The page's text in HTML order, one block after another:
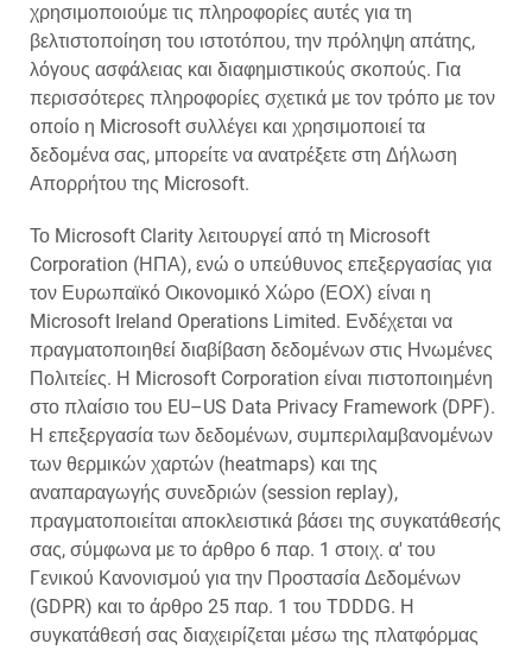
χρησιμοποιούμε τις πληροφορίες αυτές για τη
βελτιστοποίηση του ιστοτόπου, την πρόληψη απάτης,
λόγους ασφάλειας και διαφημιστικούς σκοπούς. Για
περισσότερες πληροφορίες σχετικά με τον τρόπο με τον
οποίο η Microsoft συλλέγει και χρησιμοποιεί τα
δεδομένα σας, μπορείτε να ανατρέξετε στη Δήλωση
Απορρήτου της Microsoft.
Το Microsoft Clarity λειτουργεί από τη Microsoft
Corporation (ΗΠΑ), ενώ ο υπεύθυνος επεξεργασίας για
τον Ευρωπαϊκό Οικονομικό Χώρο (ΕΟΧ) είναι η
Microsoft Ireland Operations Limited. Ενδέχεται να
πραγματοποιηθεί διαβίβαση δεδομένων στις Ηνωμένες
Πολιτείες. Η Microsoft Corporation είναι πιστοποιημένη
στο πλαίσιο του EU–US Data Privacy Framework (DPF).
Η επεξεργασία των δεδομένων, συμπεριλαμβανομένων
των θερμικών χαρτών (heatmaps) και της
αναπαραγωγής συνεδριών (session replay),
πραγματοποιείται αποκλειστικά βάσει της συγκατάθεσής
σας, σύμφωνα με το άρθρο 6 παρ. 1 στοιχ. α' του
Γενικού Κανονισμού για την Προστασία Δεδομένων
(GDPR) και το άρθρο 25 παρ. 1 του TDDDG. Η
συγκατάθεσή σας διαχειρίζεται μέσω της πλατφόρμας